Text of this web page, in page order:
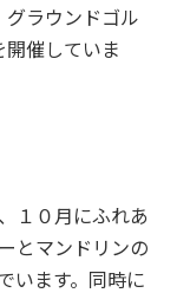
グラウンドゴル
開催していま
１０月にふれあ
とマンドリンの
います。同時に